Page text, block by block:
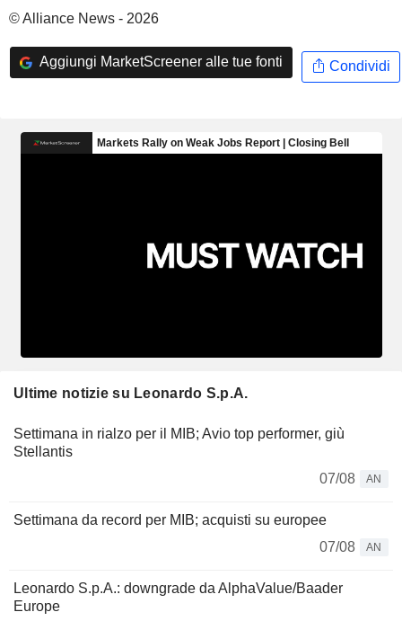
© Alliance News - 2026
Aggiungi MarketScreener alle tue fonti Condividi
Ultime notizie su Leonardo S.p.A.
Settimana in rialzo per il MIB; Avio top performer, giù
Stellantis
07/08
AN
Settimana da record per MIB; acquisti su europee
07/08
AN
Leonardo S.p.A.: downgrade da AlphaValue/Baader
Europe